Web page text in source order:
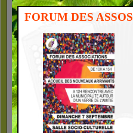
FORUM DES ASSOS